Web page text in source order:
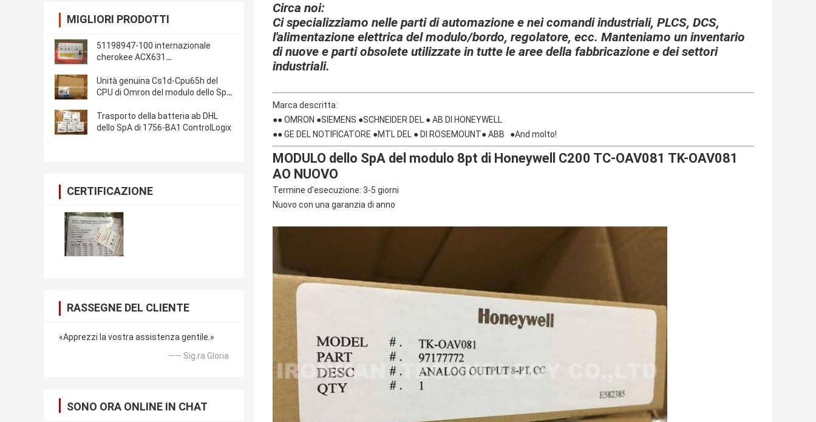
MIGLIORI PRODOTTI
51198947-100 internazionale
cherokee ACX631
del modulo di controllo dello SpA
MEASUREX
Unità genuina Cs1d-Cpu65h del
CPU di Omron del modulo dello SpA
trasporto di DHL della scatola
Trasporto della batteria ab DHL
dello SpA di 1756-BA1 ControlLogix
CERTIFICAZIONE
RASSEGNE DEL CLIENTE
«Apprezzi la vostra assistenza gentile.»
—— Sig.ra Gloria
SONO ORA ONLINE IN CHAT
Circa noi:
Ci specializziamo nelle parti di automazione e nei comandi industriali, PLCS, DCS,
l'alimentazione elettrica del modulo/bordo, regolatore, ecc. Manteniamo un inventario
di nuove e parti obsolete utilizzate in tutte le aree della fabbricazione e dei settori
industriali.
Marca descritta:
●● OMRON ●SIEMENS ●SCHNEIDER DEL ● AB DI HONEYWELL
●● GE DEL NOTIFICATORE ●MTL DEL ● DI ROSEMOUNT● ABB ●And molto!
MODULO dello SpA del modulo 8pt di Honeywell C200 TC-OAV081 TK-OAV081
AO NUOVO
Termine d'esecuzione: 3-5 giorni
Nuovo con una garanzia di anno